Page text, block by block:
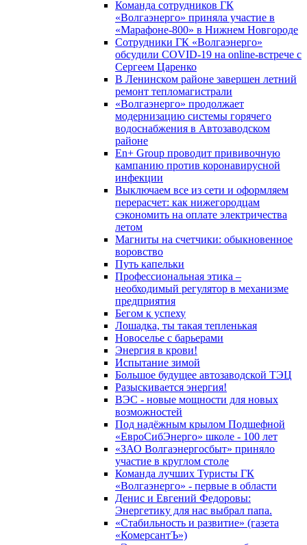
Команда сотрудников ГК
«Волгаэнерго» приняла участие в
«Марафоне-800» в Нижнем Новгороде
Сотрудники ГК «Волгаэнерго»
обсудили COVID-19 на online-встрече с
Сергеем Царенко
В Ленинском районе завершен летний
ремонт тепломагистрали
«Волгаэнерго» продолжает
модернизацию системы горячего
водоснабжения в Автозаводском
районе
En+ Group проводит прививочную
кампанию против коронавирусной
инфекции
Выключаем все из сети и оформляем
перерасчет: как нижегородцам
сэкономить на оплате электричества
летом
Магниты на счетчики: обыкновенное
воровство
Путь капельки
Профессиональная этика –
необходимый регулятор в механизме
предприятия
Бегом к успеху
Лошадка, ты такая тепленькая
Новоселье с барьерами
Энергия в крови!
Испытание зимой
Большое будущее автозаводской ТЭЦ
Разыскивается энергия!
ВЭС - новые мощности для новых
возможностей
Под надёжным крылом Подшефной
«ЕвроСибЭнерго» школе - 100 лет
«ЗАО Волгаэнергосбыт» приняло
участие в круглом столе
Команда лучших Туристы ГК
«Волгаэнерго» - первые в области
Денис и Евгений Федоровы:
Энергетику для нас выбрал папа.
«Стабильность и развитие» (газета
«КомерсантЪ»)